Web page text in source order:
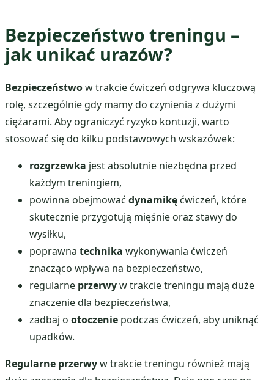
Bezpieczeństwo treningu –
jak unikać urazów?
Bezpieczeństwow trakcie ćwiczeń odgrywa kluczową
rolę, szczególnie gdy mamy do czynienia z dużymi
ciężarami. Aby ograniczyć ryzyko kontuzji, warto
stosować się do kilku podstawowych wskazówek:
rozgrzewka jest absolutnie niezbędna przed
każdym treningiem,
powinna obejmować dynamikę ćwiczeń, które
skutecznie przygotują mięśnie oraz stawy do
wysiłku,
poprawna technika wykonywania ćwiczeń
znacząco wpływa na bezpieczeństwo,
regularne przerwyw trakcie treningu mają duże
znaczenie dla bezpieczeństwa,
zadbaj o otoczenie podczas ćwiczeń, aby uniknąć
upadków.
Regularne przerwyw trakcie treningu również mają